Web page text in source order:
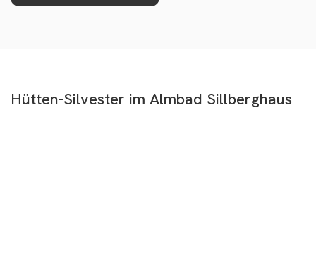
Hütten-Silvester im Almbad Sillberghaus